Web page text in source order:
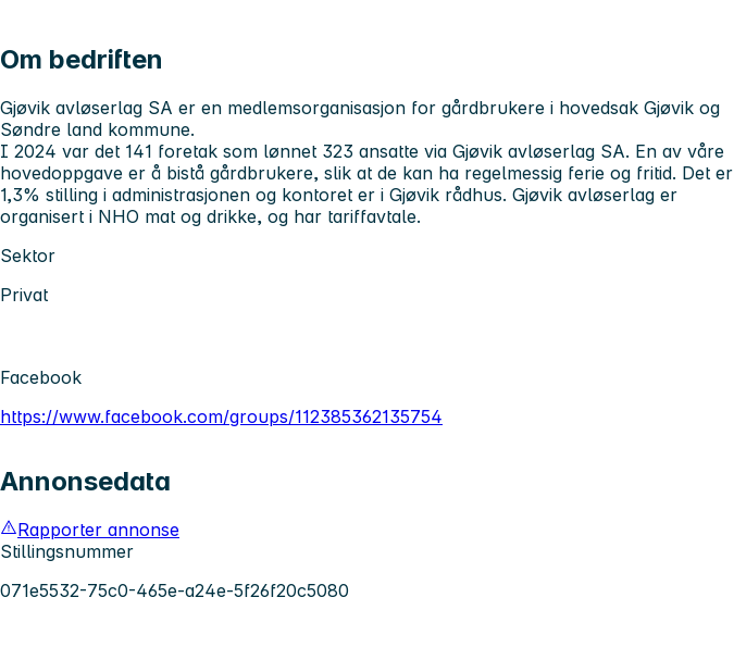
Om bedriften
Gjøvik avløserlag SA er en medlemsorganisasjon for gårdbrukere i hovedsak Gjøvik og
Søndre land kommune.
I 2024 var det 141 foretak som lønnet 323 ansatte via Gjøvik avløserlag SA. En av våre
hovedoppgave er å bistå gårdbrukere, slik at de kan ha regelmessig ferie og fritid. Det er
1,3% stilling i administrasjonen og kontoret er i Gjøvik rådhus. Gjøvik avløserlag er
organisert i NHO mat og drikke, og har tariffavtale.
Sektor
Privat
Facebook
https://www.facebook.com/groups/112385362135754
Annonsedata
Rapporter annonse
Stillingsnummer
071e5532-75c0-465e-a24e-5f26f20c5080